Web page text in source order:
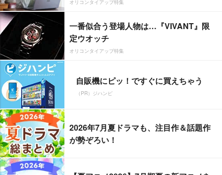
オリコンタイアップ特集
一番似合う登場人物は…『VIVANT』限
定ウオッチ
オリコンタイアップ特集
自販機にピッ！ですぐに買えちゃう
（PR）ジハンピ
2026年7月夏ドラマも、注目作＆話題作
が勢ぞろい！